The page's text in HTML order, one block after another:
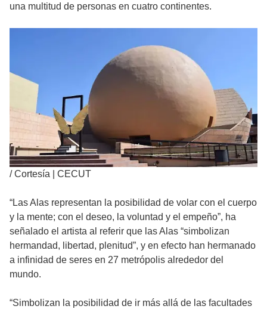
una multitud de personas en cuatro continentes.
/ Cortesía | CECUT
“Las Alas representan la posibilidad de volar con el cuerpo
y la mente; con el deseo, la voluntad y el empeño”, ha
señalado el artista al referir que las Alas “simbolizan
hermandad, libertad, plenitud”, y en efecto han hermanado
a infinidad de seres en 27 metrópolis alrededor del
mundo.
“Simbolizan la posibilidad de ir más allá de las facultades